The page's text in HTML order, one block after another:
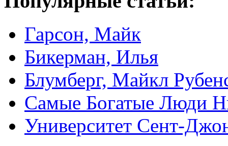
Гарсон, Майк
Бикерман, Илья
Блумберг, Майкл
Самые Богатые Люди
Университет Сент-